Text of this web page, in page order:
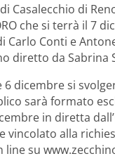
Casalecchio di
che si terrà il 7
Carlo Conti e
diretto da
6 dicembre si
sarà formato
in diretta
vincolato alla
line su